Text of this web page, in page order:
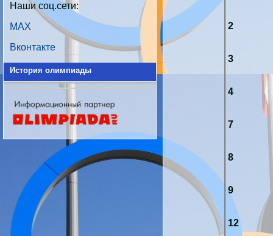
Наши соц.сети:
MAX
Вконтакте
История олимпиады
2
3
4
7
8
9
12